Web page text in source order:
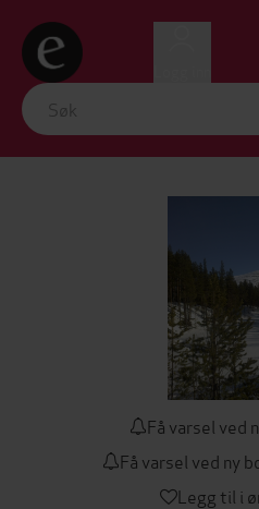
Få varsel ved
Få varsel ved ny
Legg til i